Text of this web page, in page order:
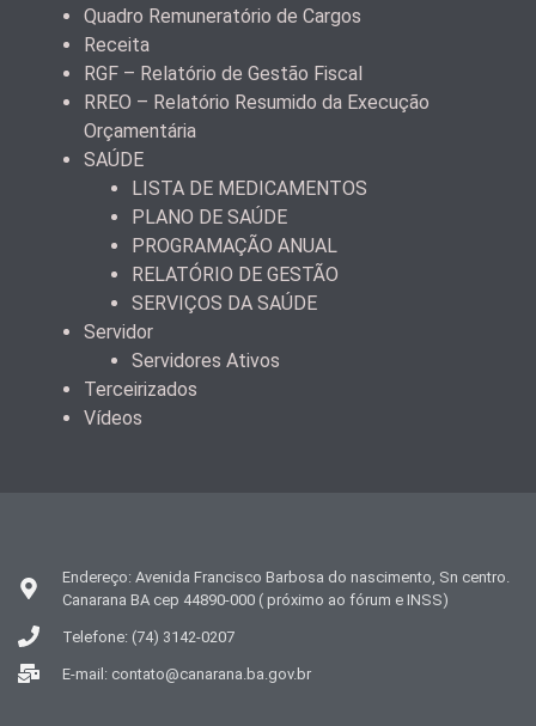
Quadro Remuneratório de Cargos
Receita
RGF – Relatório de Gestão Fiscal
RREO – Relatório Resumido da Execução
Orçamentária
SAÚDE
LISTA DE MEDICAMENTOS
PLANO DE SAÚDE
PROGRAMAÇÃO ANUAL
RELATÓRIO DE GESTÃO
SERVIÇOS DA SAÚDE
Servidor
Servidores Ativos
Terceirizados
Vídeos
Endereço: Avenida Francisco Barbosa do nascimento, Sn centro.
Canarana BA cep 44890-000 ( próximo ao fórum e INSS)
Telefone: (74) 3142-0207
E-mail: contato@canarana.ba.gov.br